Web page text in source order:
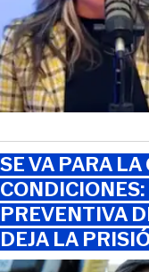
SE VA PARA
PREVENTIVA
DEJA LA